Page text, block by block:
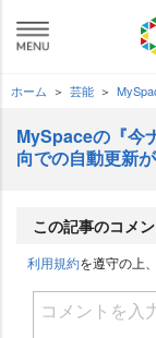
ホーム 芸能
MySpaceの『今
向での自動更新
この記事のコメ
利用規約を遵守の上